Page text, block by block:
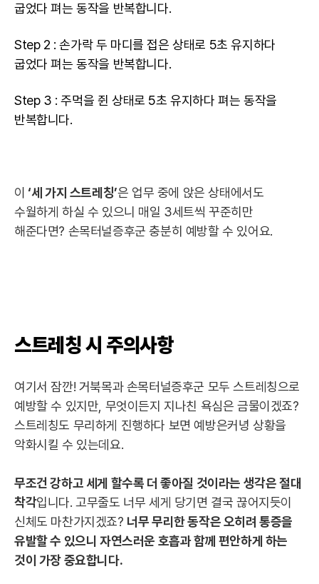
굽었다 펴는 동작을 반복합니다.
Step 2 : 손가락 두 마디를 접은 상태로 5초 유지하다
굽었다 펴는 동작을 반복합니다.
Step 3 : 주먹을 쥔 상태로 5초 유지하다 펴는 동작을
반복합니다.
이 ‘세 가지 스트레칭’은 업무 중에 앉은 상태에서도
수월하게 하실 수 있으니 매일 3세트씩 꾸준히만
해준다면? 손목터널증후군 충분히 예방할 수 있어요.
스트레칭 시 주의사항
여기서 잠깐! 거북목과 손목터널증후군 모두 스트레칭으로
예방할 수 있지만, 무엇이든지 지나친 욕심은 금물이겠죠?
스트레칭도 무리하게 진행하다 보면 예방은커녕 상황을
악화시킬 수 있는데요.
무조건 강하고 세게 할수록 더 좋아질 것이라는 생각은 절대
착각입니다. 고무줄도 너무 세게 당기면 결국 끊어지듯이
신체도 마찬가지겠죠? 너무 무리한 동작은 오히려 통증을
유발할 수 있으니 자연스러운 호흡과 함께 편안하게 하는
것이 가장 중요합니다.